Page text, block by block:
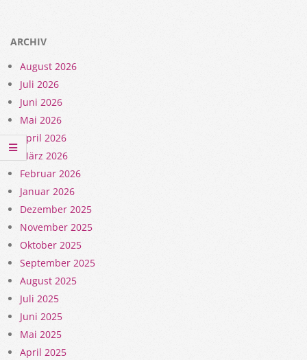
ARCHIV
August 2026
Juli 2026
Juni 2026
Mai 2026
April 2026
März 2026
Februar 2026
Januar 2026
Dezember 2025
November 2025
Oktober 2025
September 2025
August 2025
Juli 2025
Juni 2025
Mai 2025
April 2025